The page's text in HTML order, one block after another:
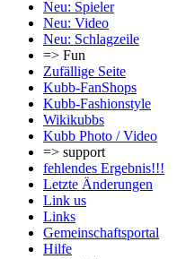
Neu: Spieler
Neu: Video
Neu: Schlagzeile
=> Fun
Zufällige Seite
Kubb-FanShops
Kubb-Fashionstyle
Wikikubbs
Kubb Photo / Video
=> support
fehlendes Ergebnis!!!
Letzte Änderungen
Link us
Links
Gemeinschafts­portal
Hilfe